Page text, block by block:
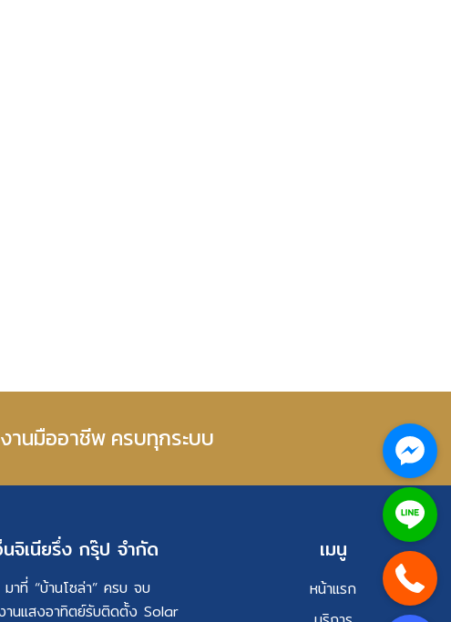
านมืออาชีพ ครบทุกระบบ
จิเนียรึ่ง กรุ๊ป จำกัด
มาที่ “บ้านโซล่า” ครบ จบ
านแสงอาทิตย์รับติดตั้ง Solar
เมนู
หน้าแรก